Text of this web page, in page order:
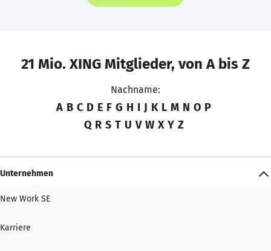
21 Mio. XING Mitglieder, von A bis Z
Nachname:
A B C D E F G H I J K L M N O P
Q R S T U V W X Y Z
Unternehmen
New Work SE
Karriere